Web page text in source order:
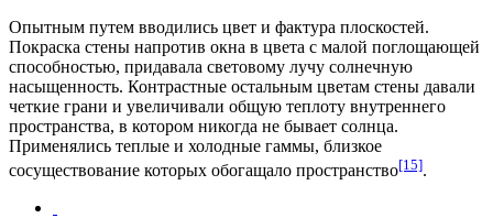
Опытным путем вводились цвет и фактура плоскостей.
Покраска стены напротив окна в цвета с малой поглощающей
способностью, придавала световому лучу солнечную
насыщенность. Контрастные остальным цветам стены давали
четкие грани и увеличивали общую теплоту внутреннего
пространства, в котором никогда не бывает солнца.
Применялись теплые и холодные гаммы, близкое
сосуществование которых обогащало пространство[15].